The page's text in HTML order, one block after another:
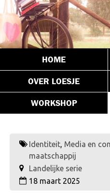
HOME
OVER LOESJE
WORKSHOP
Identiteit, Media en
maatschappij
Landelijke serie
18 maart 2025